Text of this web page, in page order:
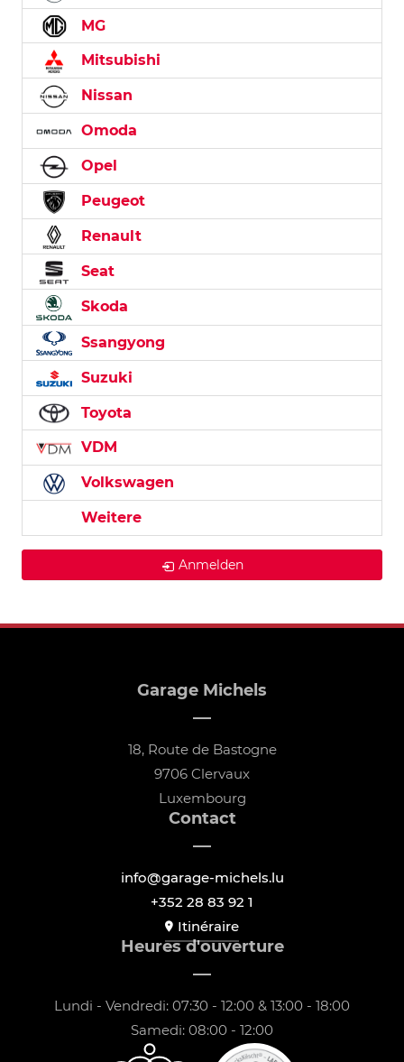
MG
Mitsubishi
Nissan
Omoda
Opel
Peugeot
Renault
Seat
Skoda
Ssangyong
Suzuki
Toyota
VDM
Volkswagen
Weitere
Anmelden
Garage Michels
18, Route de Bastogne
9706 Clervaux
Luxembourg
Contact
info@garage-michels.lu
+352 28 83 92 1
Itinéraire
Heures d'ouverture
Lundi - Vendredi: 07:30 - 12:00 & 13:00 - 18:00
Samedi: 08:00 - 12:00